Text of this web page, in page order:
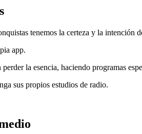
tenemos la certeza y la
app.
la esencia, haciendo programas
sus propios estudios de radio.